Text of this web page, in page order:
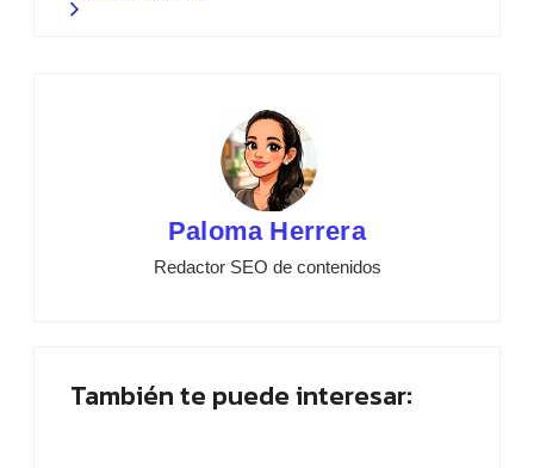
Paloma Herrera
Redactor SEO de contenidos
También te puede interesar: